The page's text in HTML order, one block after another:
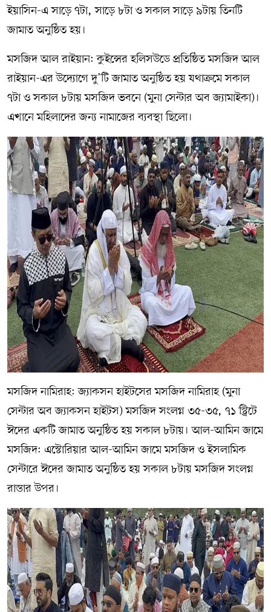
ইয়াসিন-এ সাড়ে ৭টা, সাড়ে ৮টা ও সকাল সাড়ে ৯টায় তিনটি
জামাত অনুষ্ঠিত হয়।
মসজিদ আল রাইয়ান: কুইন্সের হলিসউডে প্রতিষ্ঠিত মসজিদ আল
রাইয়ান-এর উদ্যোগে দু’টি জামাত অনুষ্ঠিত হয় যথাক্রমে সকাল
৭টা ও সকাল ৮টায় মসজিদ ভবনে (মুনা সেন্টার অব জ্যামাইকা)।
এখানে মহিলাদের জন্য নামাজের ব্যবস্থা ছিলো।
মসজিদ নামিরাহ: জ্যাকসন হাইটসের মসজিদ নামিরাহ (মুনা
সেন্টার অব জ্যাকসন হাইটস) মসজিদ সংলগ্ন ৩৫-৩৫, ৭১ স্ট্রিটে
ঈদের একটি জামাত অনুষ্ঠিত হয় সকাল ৮টায়। আল-আমিন জামে
মসজিদ: এস্টোরিয়ার আল-আমিন জামে মসজিদ ও ইসলামিক
সেন্টারে ঈদের জামাত অনুষ্ঠিত হয় সকাল ৮টায় মসজিদ সংলগ্ন
রাস্তার উপর।